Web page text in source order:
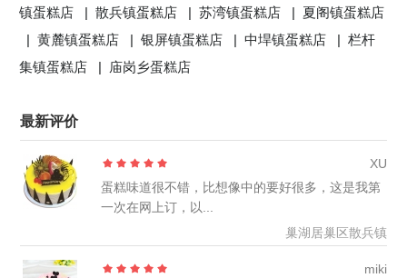
镇蛋糕店 |散兵镇蛋糕店 |苏湾镇蛋糕店 | 夏阁镇蛋糕店
|黄麓镇蛋糕店 |银屏镇蛋糕店 |中垾镇蛋糕店 |栏杆
集镇蛋糕店 |
庙岗乡蛋糕店
最新评价
XU
蛋糕味道很不错，比想像中的要好很多，这是我第
一次在网上订，以...
巢湖居巢区散兵镇
miki